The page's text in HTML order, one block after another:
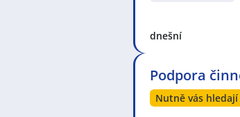
dnešní
Podpora
Nutně vás hledají